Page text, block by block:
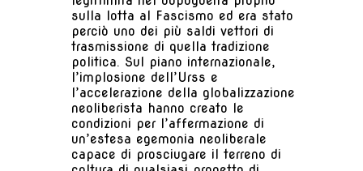
sulla lotta al Fascismo ed era stato
perciò uno dei più saldi vettori di
trasmissione di quella tradizione
politica. Sul piano internazionale,
l’implosione dell’Urss e
l’accelerazione della globalizzazione
neoliberista hanno creato le
condizioni per l’affermazione di
un’estesa egemonia neoliberale
capace di prosciugare il terreno di